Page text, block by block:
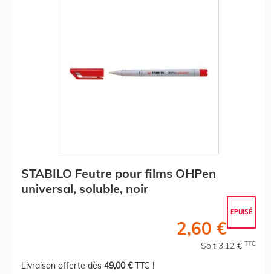
STABILO Feutre pour films OHPen
universal, soluble, noir
EPUISÉ
2,60 €
Soit 3,12 € TTC
Livraison offerte dès 49,00 €TTC !